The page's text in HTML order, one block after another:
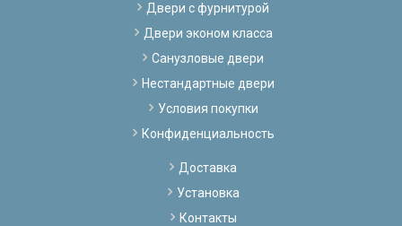
Двери с фурнитурой
Двери эконом класса
Санузловые двери
Нестандартные двери
Условия покупки
Конфиденциальность
Доставка
Установка
Контакты